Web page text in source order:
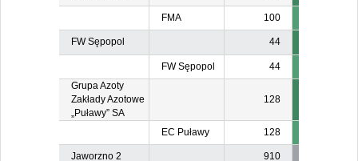
FMA 100
FW Sępopol 44
FW Sępopol
44
Grupa Azoty
Zakłady Azotowe
„Puławy” SA
128
EC Puławy 128
Jaworzno 2 910